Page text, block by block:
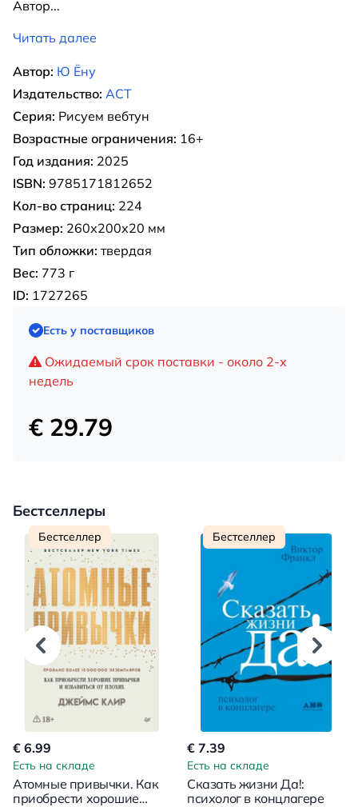
Автор...
Читать далее
Автор: Ю Ёну
Издательство: АСТ
Серия: Рисуем вебтун
Возрастные ограничения: 16+
Год издания: 2025
ISBN: 9785171812652
Кол-во страниц: 224
Размер: 260х200х20 мм
Тип обложки: твердая
Вес: 773 г
ID: 1727265
Есть у поставщиков
Ожидаемый срок поставки - около 2-х
недель
€ 29.79
Бестселлеры
Бестселлер
€ 6.99
Есть на складе
Атомные привычки. Как
приобрести хорошие
Бестселлер
€ 7.39
Есть на складе
Сказать жизни Да!:
психолог в концлагере